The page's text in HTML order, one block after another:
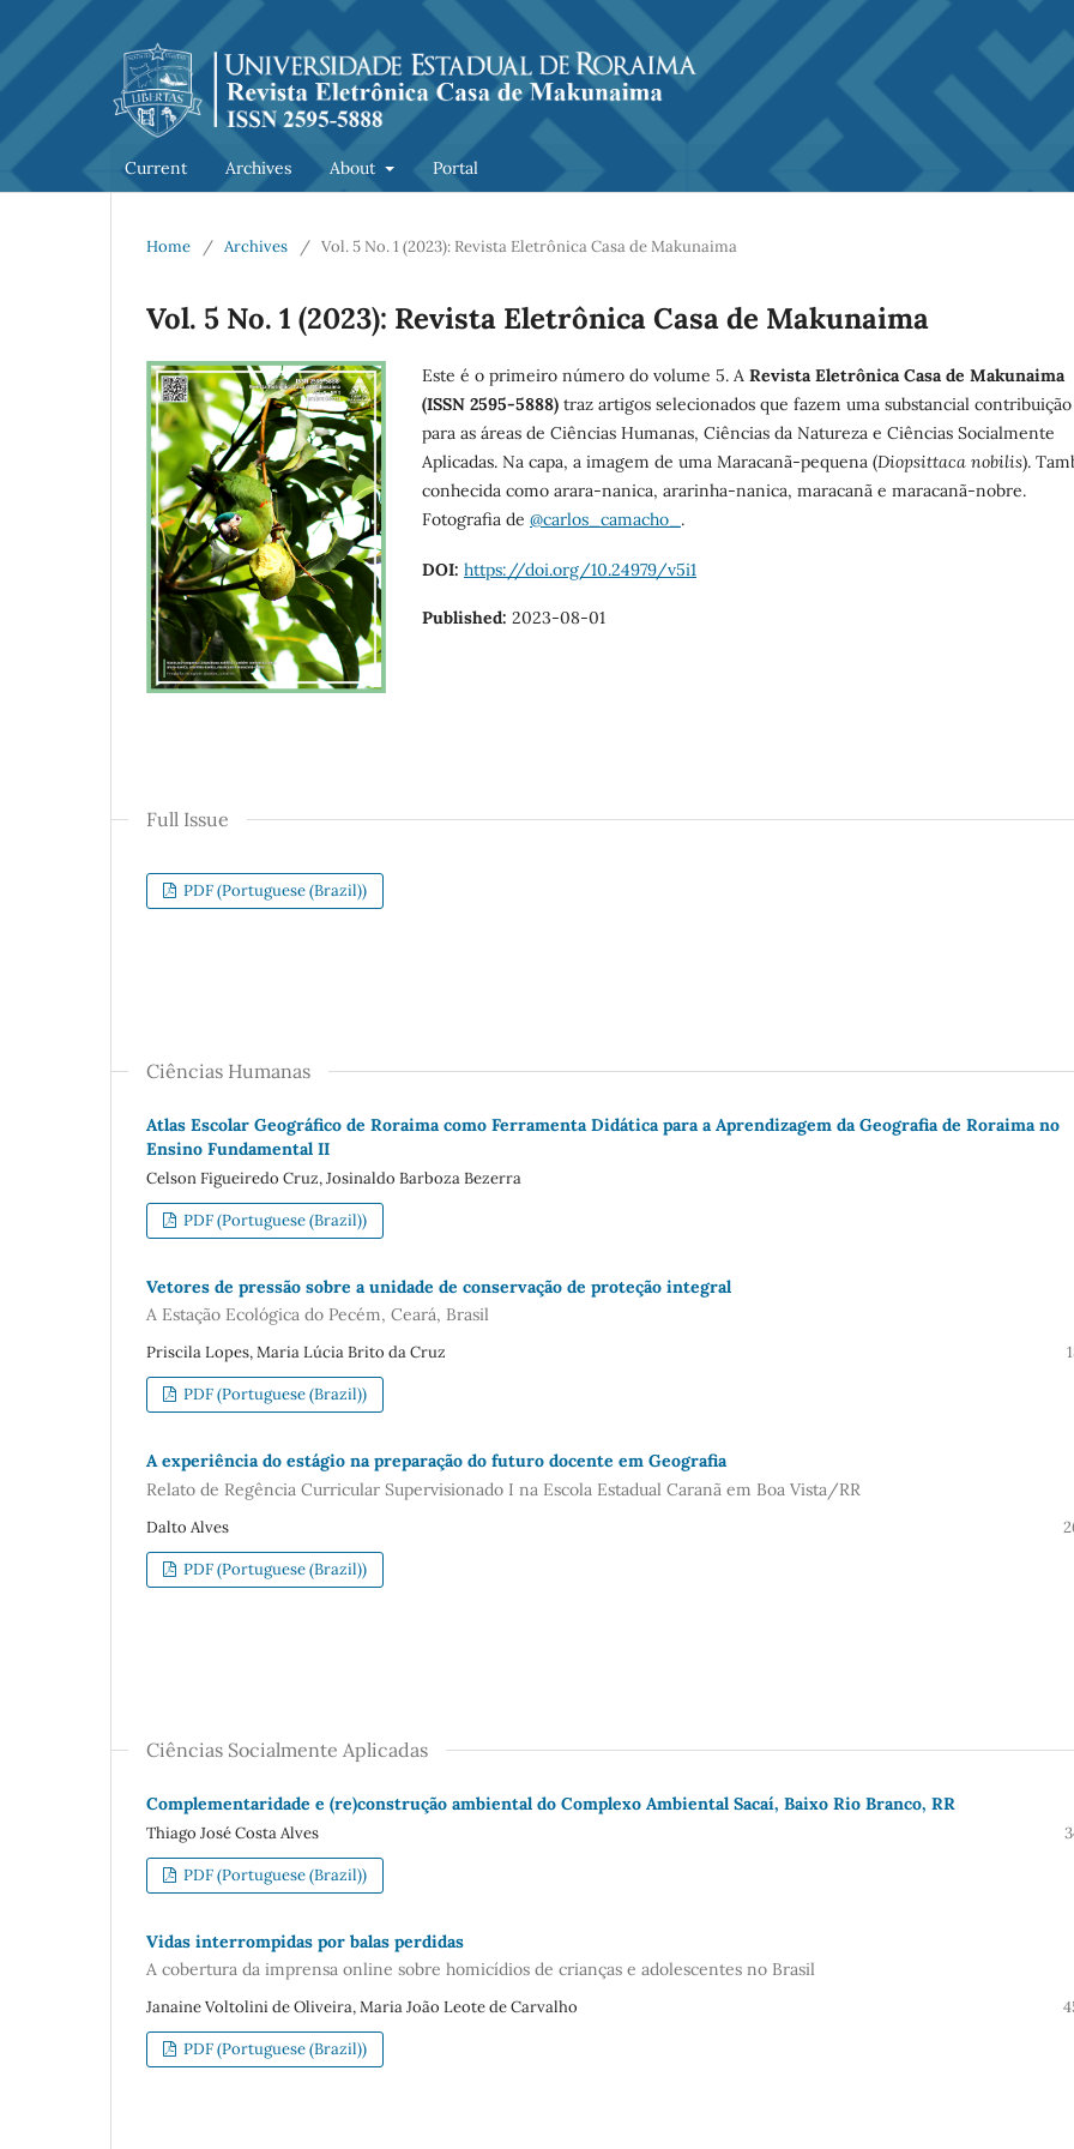
Current Archives About Portal
Home / Archives / Vol. 5 No. 1 (2023): Revista Eletrônica Casa de Makunaima
Vol. 5 No. 1 (2023): Revista Eletrônica Casa de Makunaima
Este é o primeiro número do volume 5. A Revista Eletrônica Casa de Makunaima
(ISSN 2595-5888) traz artigos selecionados que fazem uma substancial contribuição
para as áreas de Ciências Humanas, Ciências da Natureza e Ciências Socialmente
Aplicadas. Na capa, a imagem de uma Maracanã-pequena (Diopsittaca nobilis).
conhecida como arara-nanica, ararinha-nanica, maracanã e maracanã-nobre.
Fotografia de @carlos_camacho_ .
DOI: https://doi.org/10.24979/v5i1
Published: 2023-08-01
Full Issue
PDF (Portuguese (Brazil))
Ciências Humanas
Atlas Escolar Geográfico de Roraima como Ferramenta Didática para a Aprendizagem da Geografia de Roraima no
Ensino Fundamental II
Celson Figueiredo Cruz, Josinaldo Barboza Bezerra
PDF (Portuguese (Brazil))
Vetores de pressão sobre a unidade de conservação de proteção integral
A Estação Ecológica do Pecém, Ceará, Brasil
Priscila Lopes, Maria Lúcia Brito da Cruz
PDF (Portuguese (Brazil))
A experiência do estágio na preparação do futuro docente em Geografia
Relato de Regência Curricular Supervisionado I na Escola Estadual Caranã em Boa Vista/RR
Dalto Alves
PDF (Portuguese (Brazil))
Ciências Socialmente Aplicadas
Complementaridade e (re)construção ambiental do Complexo Ambiental Sacaí, Baixo Rio Branco, RR
Thiago José Costa Alves
PDF (Portuguese (Brazil))
Vidas interrompidas por balas perdidas
A cobertura da imprensa online sobre homicídios de crianças e adolescentes no Brasil
Janaine Voltolini de Oliveira, Maria João Leote de Carvalho
PDF (Portuguese (Brazil))